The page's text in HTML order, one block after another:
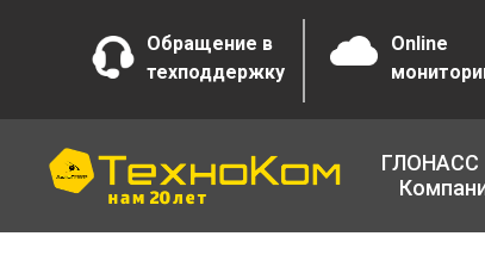
Обращение в
техподдержку
Online
ГЛОНАСС